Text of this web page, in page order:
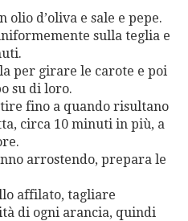
olio d’oliva e sale e pepe.
sulla teglia e
per girare le carote e poi
su di loro.
fino a quando risultano
circa 10 minuti in più, a
arrostendo, prepara le
affilato, tagliare
di ogni arancia, quindi